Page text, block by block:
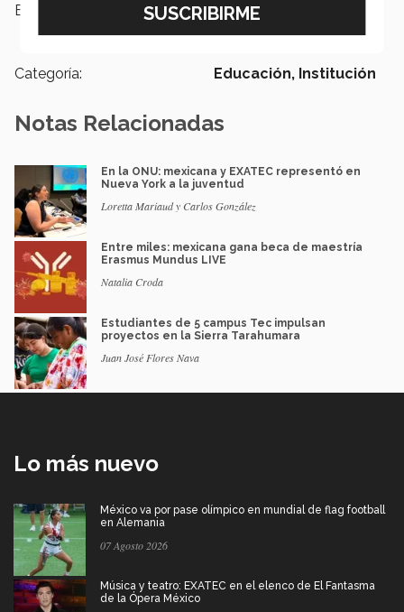
Etiquetas:
Escuela de Medicina y Ciencias de
Categoría: Educación, Institución
Notas Relacionadas
En la ONU: mexicana y EXATEC representó en
Nueva York a la juventud
Loretta Mariaud y Carlos González
Entre miles: mexicana gana beca de maestría
Erasmus Mundus LIVE
Natalia Croda
Estudiantes de 5 campus Tec impulsan
proyectos en la Sierra Tarahumara
Juan José Flores Nava
Lo más nuevo
México va por pase olímpico en mundial de flag football
en Alemania
07 Agosto 2026
Música y teatro: EXATEC en el elenco de El Fantasma
de la Ópera México